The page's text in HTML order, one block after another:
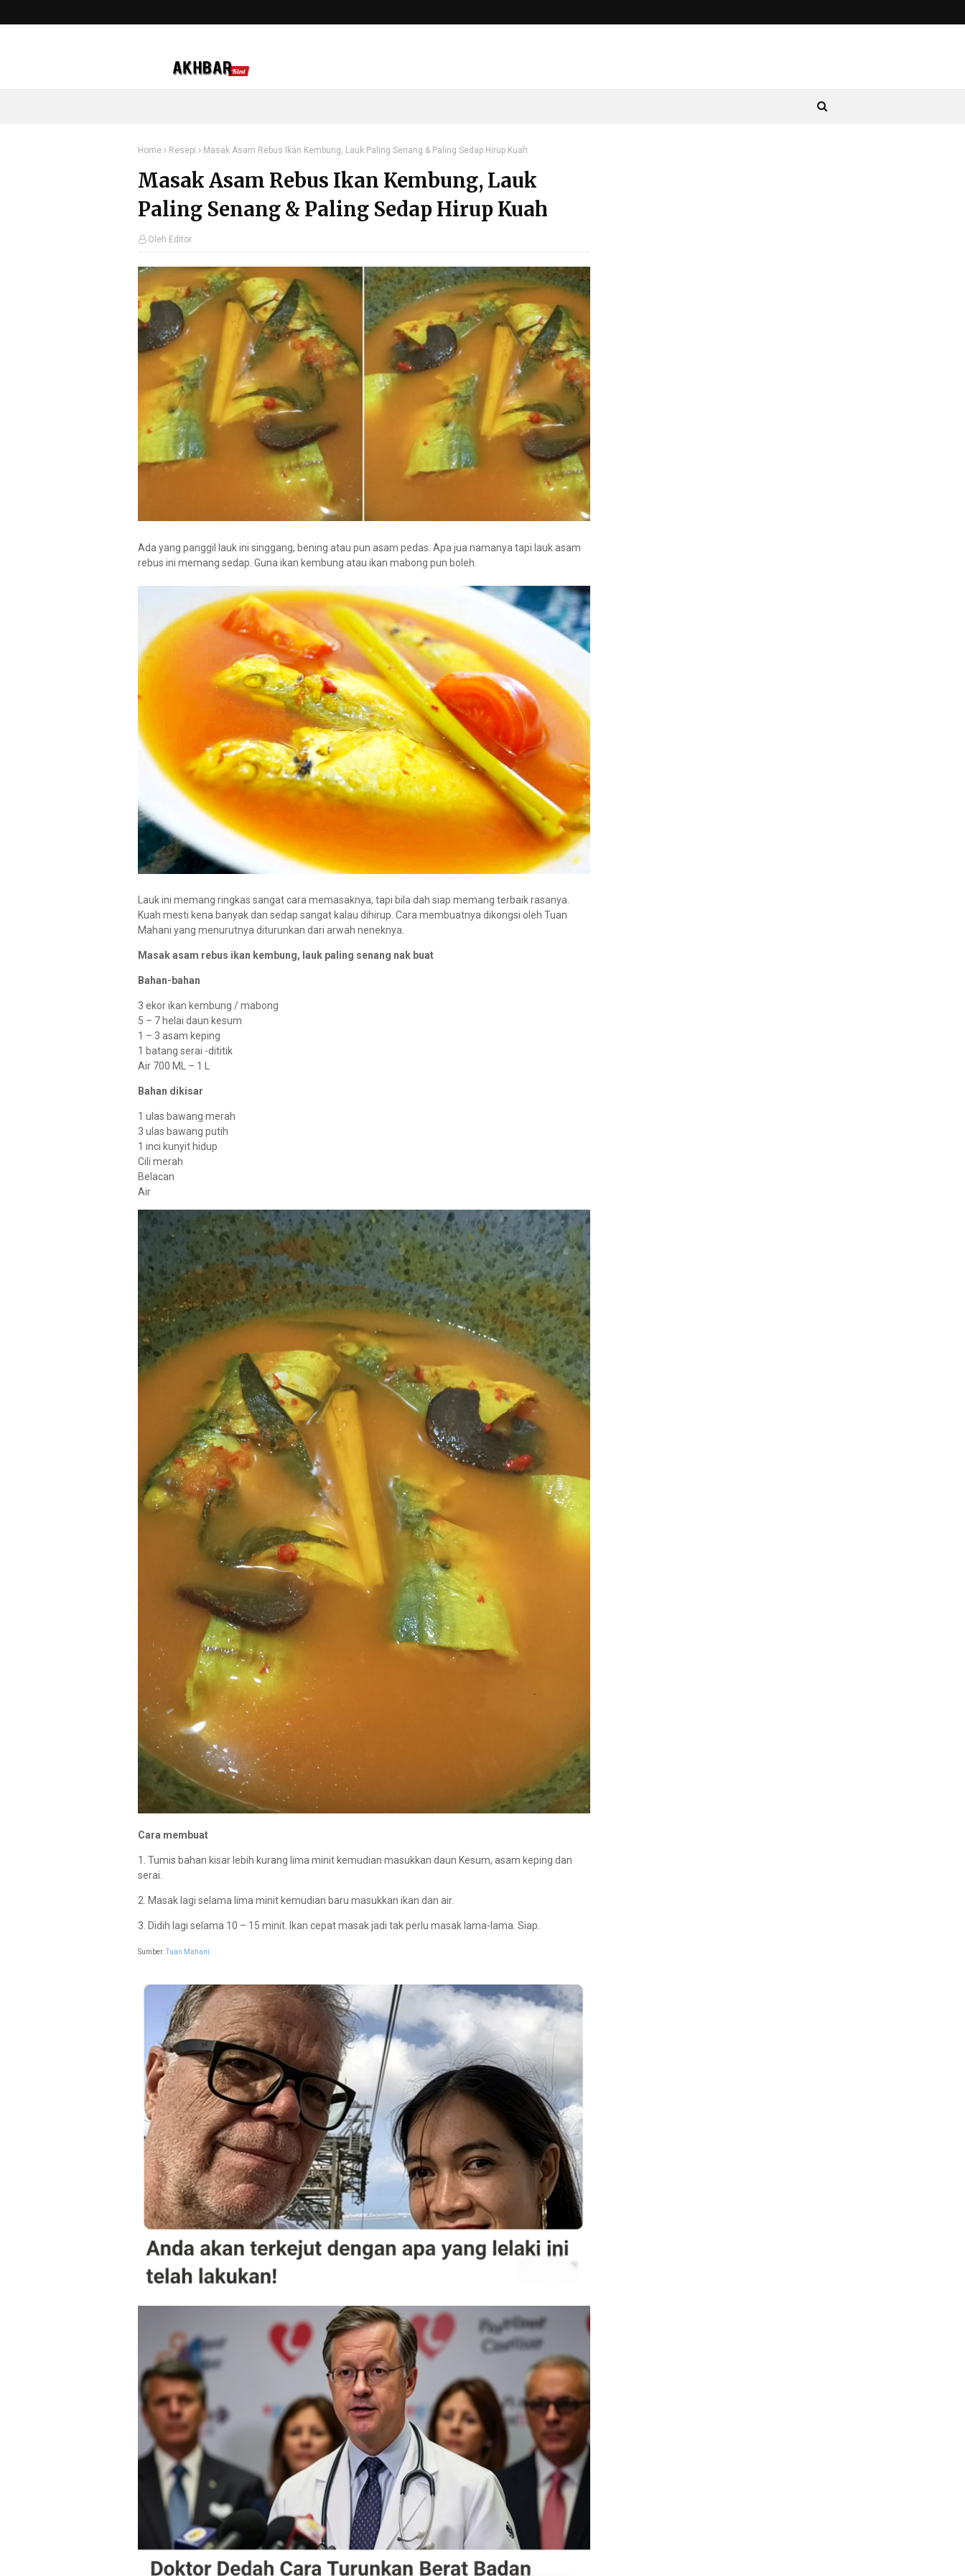
Home Resepi Masak Asam Rebus Ikan Kembung, Lauk Paling Senang & Paling Sedap Hirup Kuah
Masak Asam Rebus Ikan Kembung, Lauk
Paling Senang & Paling Sedap Hirup Kuah
Oleh Editor
Ada yang panggil lauk ini singgang, bening atau pun asam pedas. Apa jua namanya tapi lauk asam
rebus ini memang sedap. Guna ikan kembung atau ikan mabong pun boleh.
Lauk ini memang ringkas sangat cara memasaknya, tapi bila dah siap memang terbaik rasanya.
Kuah mesti kena banyak dan sedap sangat kalau dihirup. Cara membuatnya dikongsi oleh Tuan
Mahani yang menurutnya diturunkan dari arwah neneknya.
Masak asam rebus ikan kembung, lauk paling senang nak buat
Bahan-bahan
3 ekor ikan kembung / mabong
5 – 7 helai daun kesum
1 – 3 asam keping
1 batang serai -dititik
Air 700 ML – 1 L
Bahan dikisar
1 ulas bawang merah
3 ulas bawang putih
1 inci kunyit hidup
Cili merah
Belacan
Air
Cara membuat
1. Tumis bahan kisar lebih kurang lima minit kemudian masukkan daun Kesum, asam keping dan
serai.
2. Masak lagi selama lima minit kemudian baru masukkan ikan dan air.
3. Didih lagi selama 10 – 15 minit. Ikan cepat masak jadi tak perlu masak lama-lama. Siap.
Sumber:Tuan Mahani